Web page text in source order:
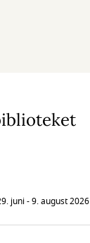
juni - 9. august 2026